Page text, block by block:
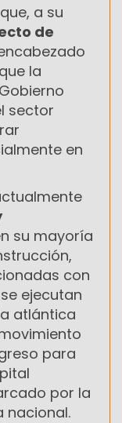
a su
de
la
sector
en
su mayoría
con
ejecutan
atlántica
para
por la
nacional.